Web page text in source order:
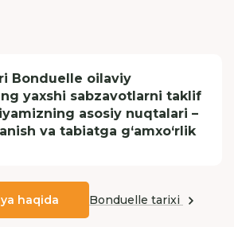
Bonduelle oilaviy
yaxshi sabzavotlarni taklif
asosiy nuqtalari –
va tabiatga g‘amxo‘rlik
haqida Bonduelle tarixi